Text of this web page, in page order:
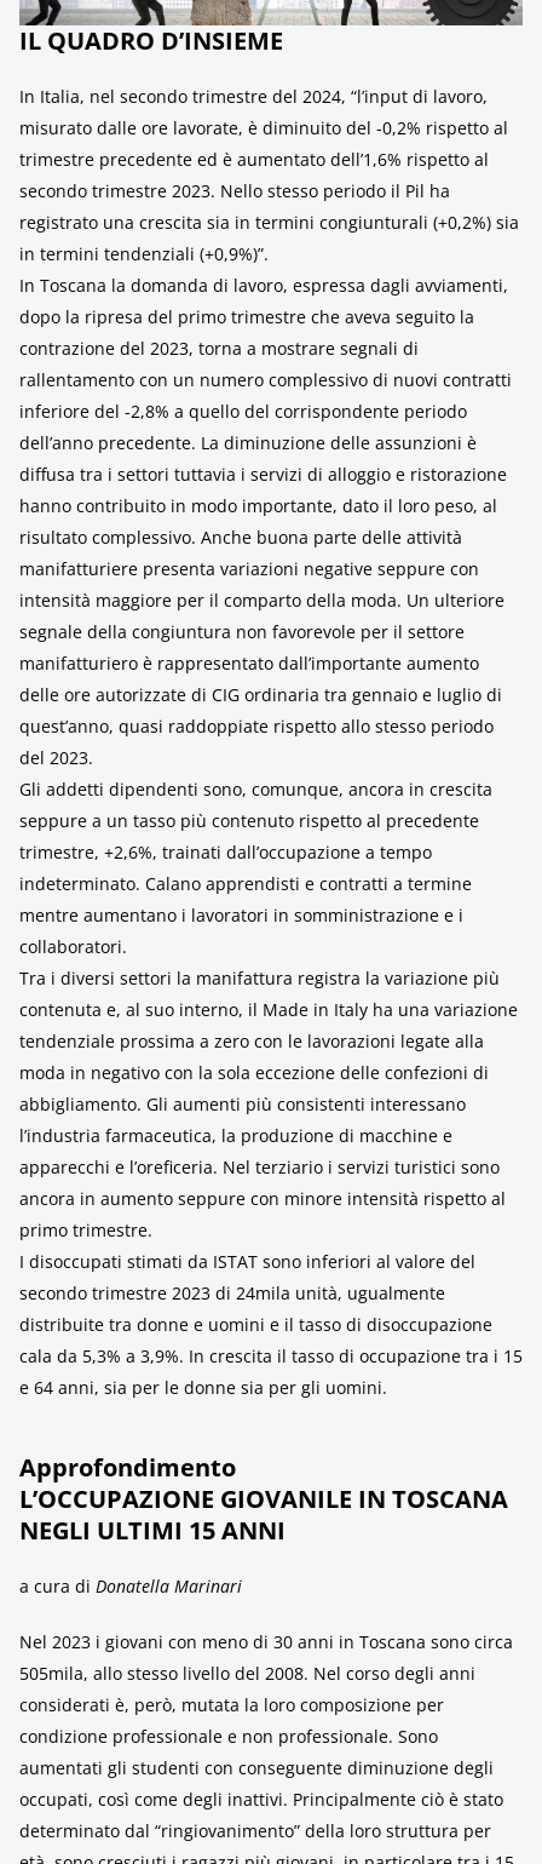
IL QUADRO D’INSIEME
In Italia, nel secondo trimestre del 2024, “l’input di lavoro,
misurato dalle ore lavorate, è diminuito del -0,2% rispetto al
trimestre precedente ed è aumentato dell’1,6% rispetto al
secondo trimestre 2023. Nello stesso periodo il Pil ha
registrato una crescita sia in termini congiunturali (+0,2%) sia
in termini tendenziali (+0,9%)”.
In Toscana la domanda di lavoro, espressa dagli avviamenti,
dopo la ripresa del primo trimestre che aveva seguito la
contrazione del 2023, torna a mostrare segnali di
rallentamento con un numero complessivo di nuovi contratti
inferiore del -2,8% a quello del corrispondente periodo
dell’anno precedente. La diminuzione delle assunzioni è
diffusa tra i settori tuttavia i servizi di alloggio e ristorazione
hanno contribuito in modo importante, dato il loro peso, al
risultato complessivo. Anche buona parte delle attività
manifatturiere presenta variazioni negative seppure con
intensità maggiore per il comparto della moda. Un ulteriore
segnale della congiuntura non favorevole per il settore
manifatturiero è rappresentato dall’importante aumento
delle ore autorizzate di CIG ordinaria tra gennaio e luglio di
quest’anno, quasi raddoppiate rispetto allo stesso periodo
del 2023.
Gli addetti dipendenti sono, comunque, ancora in crescita
seppure a un tasso più contenuto rispetto al precedente
trimestre, +2,6%, trainati dall’occupazione a tempo
indeterminato. Calano apprendisti e contratti a termine
mentre aumentano i lavoratori in somministrazione e i
collaboratori.
Tra i diversi settori la manifattura registra la variazione più
contenuta e, al suo interno, il Made in Italy ha una variazione
tendenziale prossima a zero con le lavorazioni legate alla
moda in negativo con la sola eccezione delle confezioni di
abbigliamento. Gli aumenti più consistenti interessano
l’industria farmaceutica, la produzione di macchine e
apparecchi e l’oreficeria. Nel terziario i servizi turistici sono
ancora in aumento seppure con minore intensità rispetto al
primo trimestre.
I disoccupati stimati da ISTAT sono inferiori al valore del
secondo trimestre 2023 di 24mila unità, ugualmente
distribuite tra donne e uomini e il tasso di disoccupazione
cala da 5,3% a 3,9%. In crescita il tasso di occupazione tra i 15
e 64 anni, sia per le donne sia per gli uomini.
Approfondimento
L’OCCUPAZIONE GIOVANILE IN TOSCANA
NEGLI ULTIMI 15 ANNI
a cura di Donatella Marinari
Nel 2023 i giovani con meno di 30 anni in Toscana sono circa
505mila, allo stesso livello del 2008. Nel corso degli anni
considerati è, però, mutata la loro composizione per
condizione professionale e non professionale. Sono
aumentati gli studenti con conseguente diminuzione degli
occupati, così come degli inattivi. Principalmente ciò è stato
determinato dal “ringiovanimento” della loro struttura per